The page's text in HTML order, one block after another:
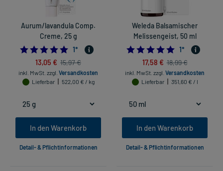
Aurum/lavandula Comp.
Creme, 25 g
5.0
1*
13,05 € 15,97 €
inkl. MwSt. zzgl. Versandkosten
Lieferbar
522,00 € / kg
In den Warenkorb
Detail- & Pflichtinformationen
Weleda Balsamischer
Melissengeist, 50 ml
5.0
1*
17,58 € 18,99 €
inkl. MwSt. zzgl. Versandkosten
Lieferbar
351,60 € / l
In den Warenkorb
Detail- & Pflichtinformationen